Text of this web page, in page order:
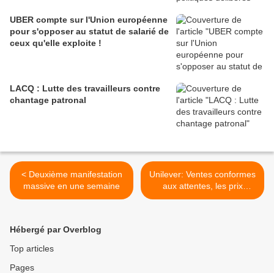
UBER compte sur l'Union européenne
pour s'opposer au statut de salarié de
ceux qu'elle exploite !
LACQ : Lutte des travailleurs contre
chantage patronal
< Deuxième manifestation
massive en une semaine
Unilever: Ventes conformes
aux attentes, les prix
déçoivent >
Hébergé par Overblog
Top articles
Pages